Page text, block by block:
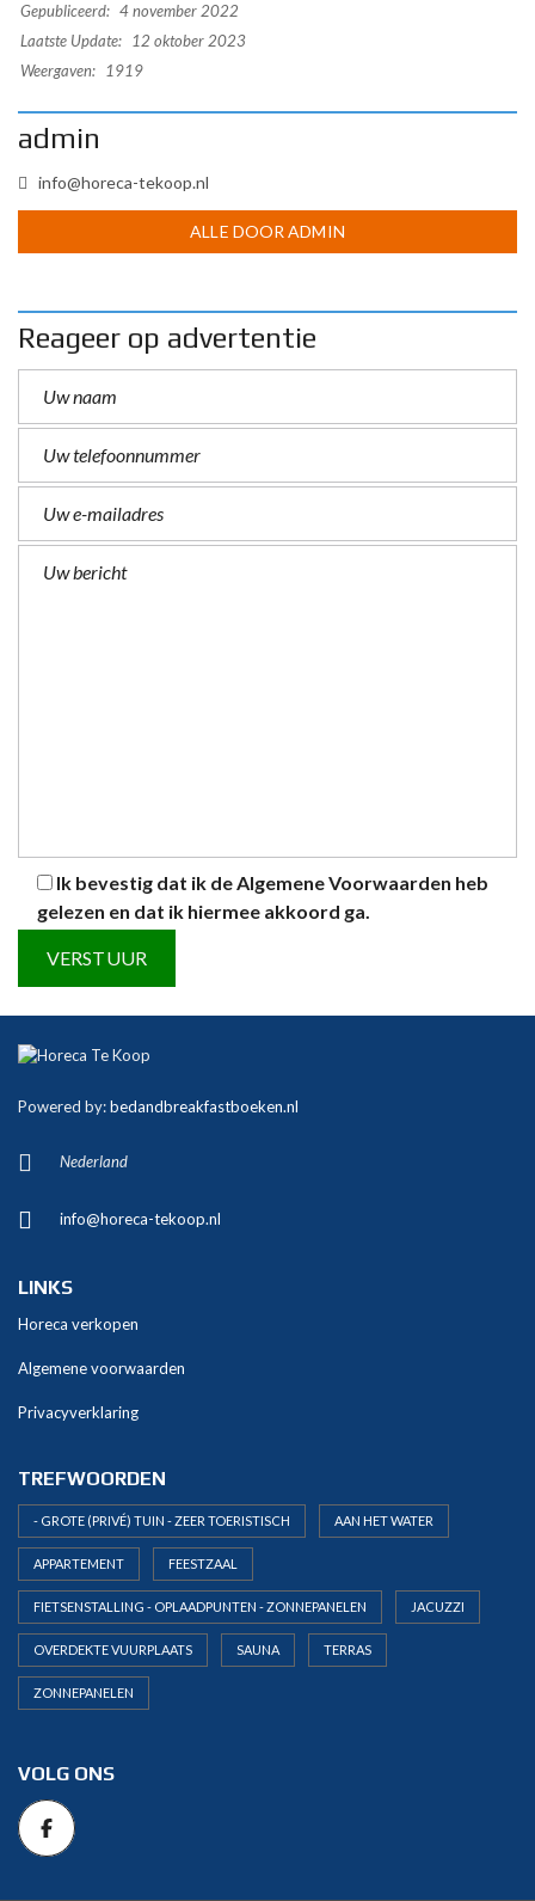
Gepubliceerd: 4 november 2022
Laatste Update:
12 oktober 2023
Weergaven:
1919
admin
info@horeca-tekoop.nl
ALLE DOOR ADMIN
Reageer op advertentie
Ik bevestig dat ik deAlgemene Voorwaarden heb
gelezen en dat ik hiermee akkoord ga.
l
e
n
t
v
e
Powered by:bedandbreakfastboeken.nl
Nederland
info@horeca-tekoop.nl
LINKS
Horeca verkopen
Algemene voorwaarden
Privacyverklaring
TREFWOORDEN
- GROTE (PRIVÉ) TUIN - ZEER TOERISTISCH AAN HET WATER
APPARTEMENT FEESTZAAL
FIETSENSTALLING - OPLAADPUNTEN - ZONNEPANELEN JACUZZI
OVERDEKTE VUURPLAATS SAUNA TERRAS
ZONNEPANELEN
VOLG ONS